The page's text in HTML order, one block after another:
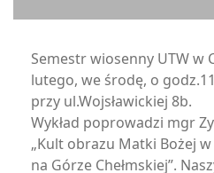
Semestr wiosenny UTW w
lutego, we środę, o
przy ul.Wojsławickiej 8b.
Wykład poprowadzi mgr
„Kult obrazu Matki Bożej
na Górze Chełmskiej”.